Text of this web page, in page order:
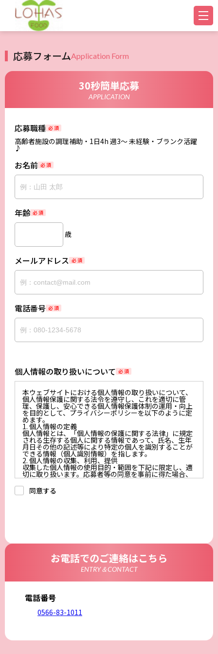
応募フォームApplication Form
30秒簡単応募
APPLICATION
応募職種 必 須
高齢者施設の調理補助・1日4h 週3～ 未経験・ブランク活躍
♪
お名前 必 須
年齢 必 須
歳
メールアドレス 必 須
電話番号 必 須
個人情報の取り扱いについて 必 須
本ウェブサイトにおける個人情報の取り扱いについて、
個人情報保護に関する法令を遵守し、これを適切に管
理、保護し、安心できる個人情報保護体制の運用・向上
を目的として、プライバシーポリシーを以下のように定
めます。
1. 個人情報の定義
個人情報とは、「個人情報の保護に関する法律」に規定
される生存する個人に関する情報であって、氏名、生年
月日その他の記述等により特定の個人を識別することが
できる情報（個人識別情報）を指します。
2. 個人情報の収集、利用、提供
収集した個人情報の使用目的・範囲を下記に限定し、適
切に取り扱います。応募者等の同意を事前に得た場合、
又は法令により許された場合を除き、個人情報を第三者
に提供しません。
a.応募者等からのお問い合わせに対応・管理するため
な期間、妥当な範囲内でこれに応じます。
応募者等の個人情報の取得、利用その他一切の取り扱い
について、個人情報の保護に関する法律、その他の関連
法令、及び本プライバシーポリシーを遵守します。
応募者等の個人情報を正確かつ最新の内容に保つよう努
及び毀損から保護するため、必要な安全管理措置を講じ
ます。
6. Cookieについて
本ウェブサイトでは、一部のコンテンツにおいてCookie
同意する
お電話でのご連絡はこちら
ENTRY＆CONTACT
電話番号
0566-83-1011